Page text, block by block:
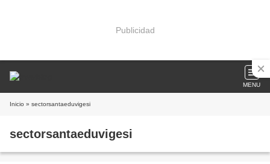
Publicidad
MENU
Inicio » sectorsantaeduvigesi
sectorsantaeduvigesi